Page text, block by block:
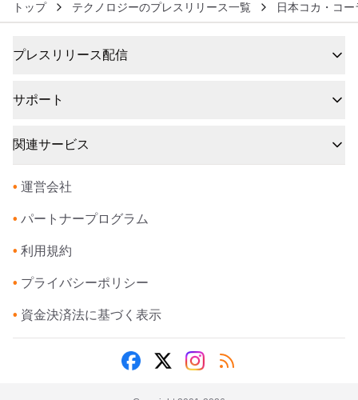
トップ テクノロジーのプレスリリース一覧 日本コカ・コ
プレスリリース配信
サポート
関連サービス
• 運営会社
• パートナープログラム
• 利用規約
• プライバシーポリシー
• 資金決済法に基づく表示